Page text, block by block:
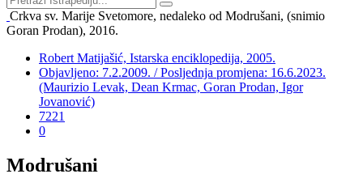
Crkva sv. Marije Svetomore, nedaleko od Modrušani, (snimio
Goran Prodan), 2016.
Robert Matijašić, Istarska enciklopedija, 2005.
Objavljeno: 7.2.2009. / Posljednja promjena: 16.6.2023.
(Maurizio Levak, Dean Krmac, Goran Prodan, Igor
Jovanović)
7221
0
Modrušani